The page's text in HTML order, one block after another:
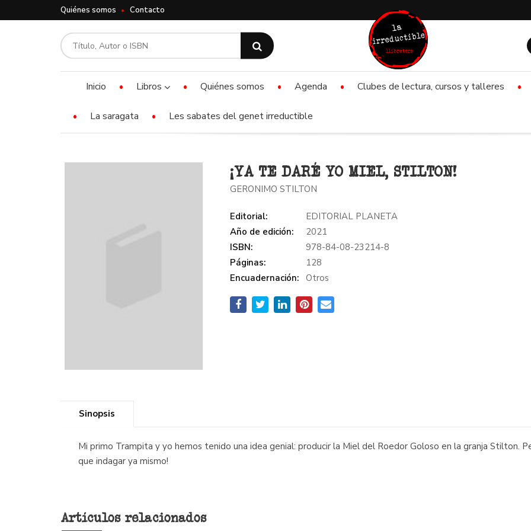
Quiénes somos Contacto
Inicio Libros Quiénes somos Agenda Clubes de lectura, cursos y talleres
La saragata Les sabates del genet irreductible
¡YA TE DARÉ YO MIEL, STILTON!
GERONIMO STILTON
Editorial:
EDITORIAL PLANETA
Año de edición:
2021
ISBN:
978-84-08-23214-8
Páginas:
128
Encuadernación:
Otros
Sinopsis
Mi primo Trampita y yo hemos tenido una idea genial: producir la Miel del Roedor Goloso en la granja Stilton.
que indagar ya mismo!
Artículos relacionados